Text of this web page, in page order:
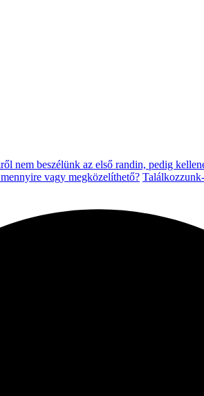
nem beszélünk az első randin, pedig
vagy megközelíthető?